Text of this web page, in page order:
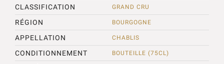
CLASSIFICATION GRAND CRU
RÉGION BOURGOGNE
APPELLATION CHABLIS
CONDITIONNEMENT BOUTEILLE (75CL)